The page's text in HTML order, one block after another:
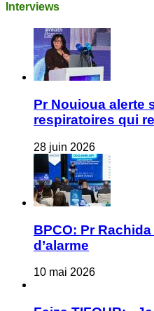
Interviews
Pr Nouioua alerte
respiratoires qui
28 juin 2026
BPCO: Pr
d’alarme
10 mai 2026